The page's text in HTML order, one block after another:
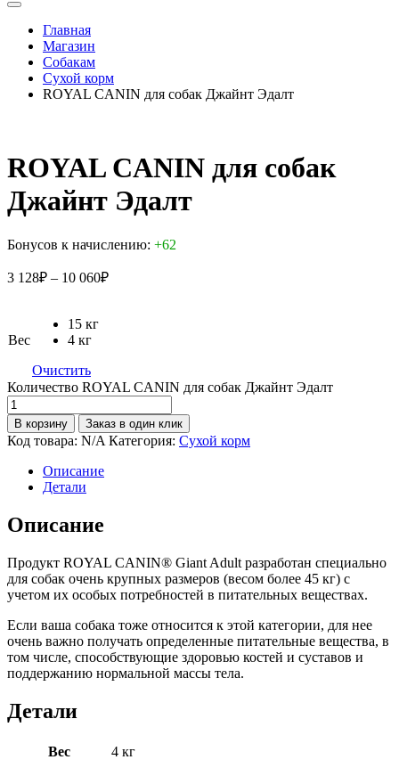
Главная
Магазин
Собакам
Сухой корм
ROYAL CANIN для собак Джайнт Эдалт
ROYAL CANIN для собак
Джайнт Эдалт
Бонусов к начислению: +62
3 128₽ – 10 060₽
Вес
15 кг
4 кг
Очистить
Количество ROYAL CANIN для собак Джайнт Эдалт
В корзину Заказ в один клик
Код товара: N/A Категория: Сухой корм
Описание
Детали
Описание
Продукт ROYAL CANIN® Giant Adult разработан специально
для собак очень крупных размеров (весом более 45 кг) с
учетом их особых потребностей в питательных веществах.
Если ваша собака тоже относится к этой категории, для нее
очень важно получать определенные питательные вещества, в
том числе, способствующие здоровью костей и суставов и
поддержанию нормальной массы тела.
Детали
Вес 4 кг